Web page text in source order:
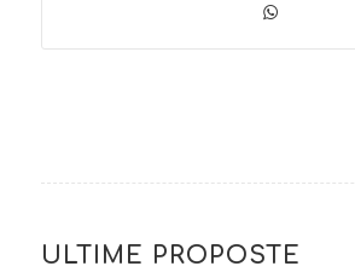
ULTIME PROPOSTE